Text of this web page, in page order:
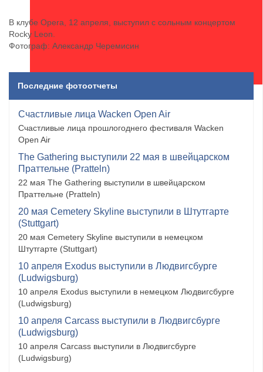
В клубе Opera, 12 апреля, выступил с сольным концертом
Rocky Leon.
Фотограф: Александр Черемисин
Последние фотоотчеты
Счастливые лица Wacken Open Air
Счастливые лица прошлогоднего фестиваля Wacken
Open Air
The Gathering выступили 22 мая в швейцарском
Праттельне (Pratteln)
22 мая The Gathering выступили в швейцарском
Праттельне (Pratteln)
20 мая Cemetery Skyline выступили в Штутгарте
(Stuttgart)
20 мая Cemetery Skyline выступили в немецком
Штутгарте (Stuttgart)
10 апреля Exodus выступили в Людвигсбурге
(Ludwigsburg)
10 апреля Exodus выступили в немецком Людвигсбурге
(Ludwigsburg)
10 апреля Carcass выступили в Людвигсбурге
(Ludwigsburg)
10 апреля Carcass выступили в Людвигсбурге
(Ludwigsburg)